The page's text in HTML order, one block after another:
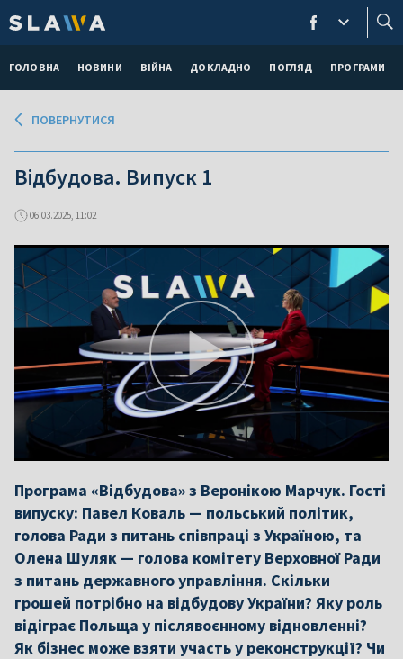
ГОЛОВНА НОВИНИ ВІЙНА ДОКЛАДНО ПОГЛЯД ПРОГРАМИ
ПОВЕРНУТИСЯ
Відбудова. Випуск 1
06.03.2025, 11:02
Програма «Відбудова» з Веронікою Марчук. Гості
випуску: Павел Коваль — польський політик,
голова Ради з питань співпраці з Україною, та
Олена Шуляк — голова комітету Верховної Ради
з питань державного управління. Скільки
грошей потрібно на відбудову України? Яку роль
відіграє Польща у післявоєнному відновленні?
Як бізнес може взяти участь у реконструкції? Чи